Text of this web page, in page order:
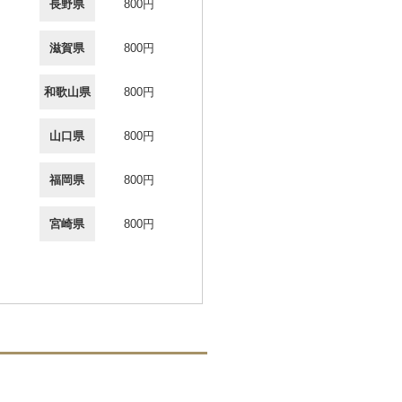
長野県 800円
滋賀県 800円
和歌山県 800円
山口県 800円
福岡県 800円
宮崎県 800円